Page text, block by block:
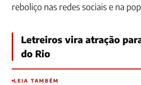
reboliço nas redes sociais e na
Letreiros vira atração
do Rio
LEIA TAMBÉM